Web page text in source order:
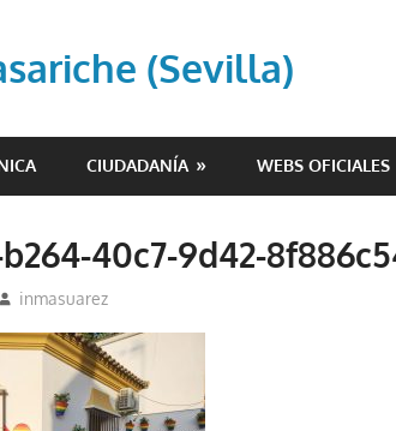
(Sevilla)
CIUDADANÍA WEBS OFICIALES
40c7-9d42-
inmasuarez